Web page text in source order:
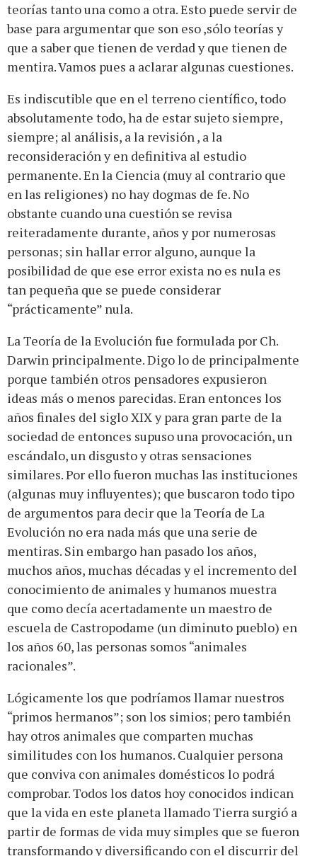
teorías tanto una como a otra. Esto puede servir de
base para argumentar que son eso ,sólo teorías y
que a saber que tienen de verdad y que tienen de
mentira. Vamos pues a aclarar algunas cuestiones.
Es indiscutible que en el terreno científico, todo
absolutamente todo, ha de estar sujeto siempre,
siempre; al análisis, a la revisión , a la
reconsideración y en definitiva al estudio
permanente. En la Ciencia (muy al contrario que
en las religiones) no hay dogmas de fe. No
obstante cuando una cuestión se revisa
reiteradamente durante, años y por numerosas
personas; sin hallar error alguno, aunque la
posibilidad de que ese error exista no es nula es
tan pequeña que se puede considerar
“prácticamente” nula.
La Teoría de la Evolución fue formulada por Ch.
Darwin principalmente. Digo lo de principalmente
porque también otros pensadores expusieron
ideas más o menos parecidas. Eran entonces los
años finales del siglo XIX y para gran parte de la
sociedad de entonces supuso una provocación, un
escándalo, un disgusto y otras sensaciones
similares. Por ello fueron muchas las instituciones
(algunas muy influyentes); que buscaron todo tipo
de argumentos para decir que la Teoría de La
Evolución no era nada más que una serie de
mentiras. Sin embargo han pasado los años,
muchos años, muchas décadas y el incremento del
conocimiento de animales y humanos muestra
que como decía acertadamente un maestro de
escuela de Castropodame (un diminuto pueblo) en
los años 60, las personas somos “animales
racionales”.
Lógicamente los que podríamos llamar nuestros
“primos hermanos”; son los simios; pero también
hay otros animales que comparten muchas
similitudes con los humanos. Cualquier persona
que conviva con animales domésticos lo podrá
comprobar. Todos los datos hoy conocidos indican
que la vida en este planeta llamado Tierra surgió a
partir de formas de vida muy simples que se fueron
transformando y diversificando con el discurrir del